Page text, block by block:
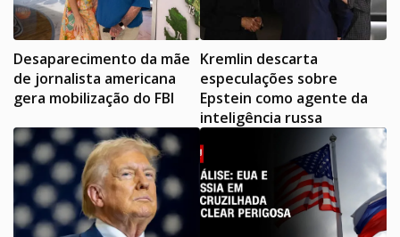
Desaparecimento da mãe
de jornalista americana
gera mobilização do FBI
Kremlin descarta
especulações sobre
Epstein como agente da
inteligência russa